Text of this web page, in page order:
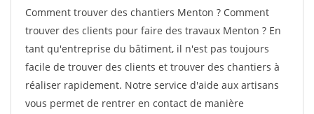
Comment trouver des chantiers Menton ? Comment
trouver des clients pour faire des travaux Menton ? En
tant qu'entreprise du bâtiment, il n'est pas toujours
facile de trouver des clients et trouver des chantiers à
réaliser rapidement. Notre service d'aide aux artisans
vous permet de rentrer en contact de manière